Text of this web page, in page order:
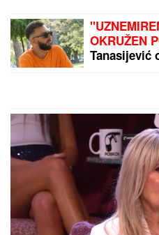
OD
PREPORUKA ZA VAS